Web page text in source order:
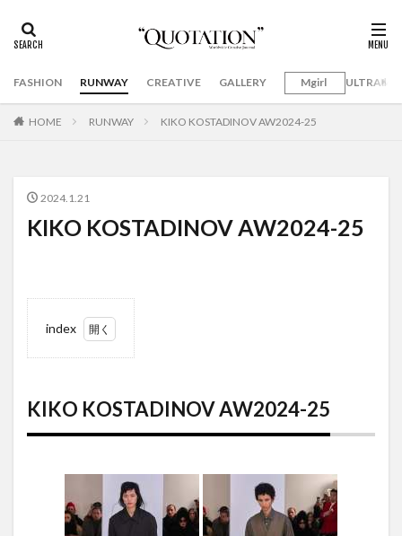
FASHION RUNWAY CREATIVE GALLERY Mgirl
HOME RUNWAY KIKO KOSTADINOV AW2024-25
2024.1.21
KIKO KOSTADINOV AW2024-25
index
1
KIKO
KIKO KOSTADINOV AW2024-25